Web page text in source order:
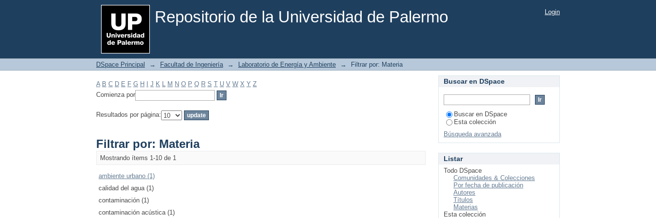
Repositorio de la Universidad de Palermo
Filtrar por: Materia Login
DSpace Principal → Facultad de Ingeniería → Laboratorio de Energía y Ambiente → Filtrar por: Materia
A B C D E F G H J K L M N O P Q R S T U V W X Y Z
Comienza por
Resultados por página:
Filtrar por: Materia
Mostrando ítems 1-10 de 1
ambiente urbano (1)
calidad del agua (1)
contaminación (1)
contaminación acústica (1)
Buscar en DSpace
Buscar en DSpace
Esta colección
Búsqueda avanzada
Listar
Todo DSpace
Comunidades & Colecciones
Por fecha de publicación
Autores
Títulos
Materias
Esta colección